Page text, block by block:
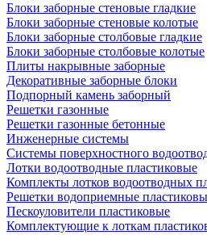
Блоки заборные стеновые гладкие
Блоки заборные стеновые колотые
Блоки заборные столбовые гладкие
Блоки заборные столбовые колотые
Плиты накрывные заборные
Декоративные заборные блоки
Подпорный камень заборный
Решетки газонные
Решетки газонные бетонные
Инженерные системы
Системы поверхностного
Лотки водоотводные пластиковые
Комплекты лотков водоотводных
Решетки водоприемные
Пескоуловители пластиковые
Комплектующие к лоткам